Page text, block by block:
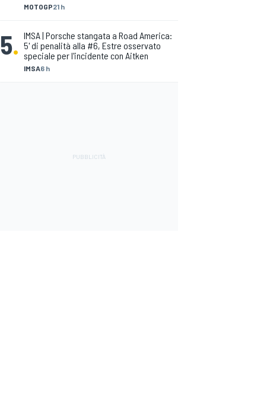
MOTOGP21 h
5.
IMSA6 h
IMSA | Porsche stangata a Road America:
5' di penalità alla #6, Estre osservato
speciale per l'incidente con Aitken